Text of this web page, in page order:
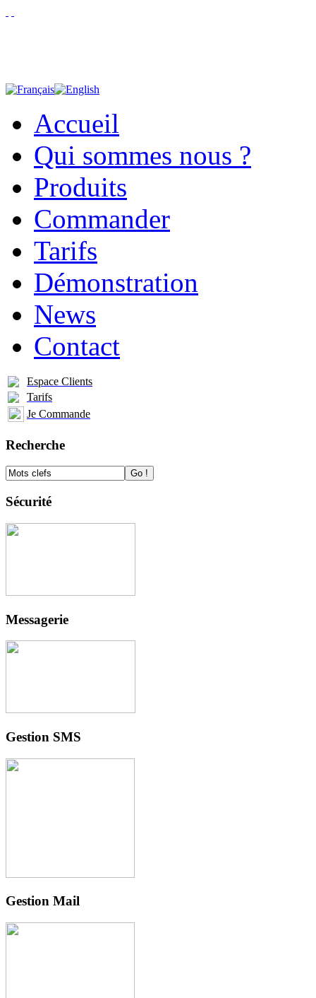
Accueil
Qui sommes nous ?
Produits
Commander
Tarifs
Démonstration
News
Contact
Espace Clients
Tarifs
Je Commande
Recherche
Sécurité
Messagerie
Gestion SMS
Gestion Mail